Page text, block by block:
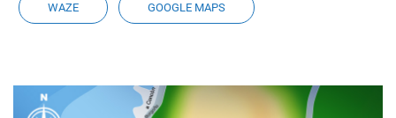
WAZE GOOGLE MAPS